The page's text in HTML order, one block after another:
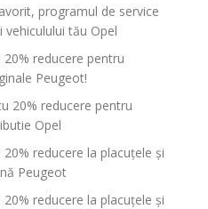
programul de service
vehiculului tău Opel
reducere pentru
Peugeot!
20% reducere pentru
Opel
reducere la placuțele și
Peugeot
reducere la placuțele și